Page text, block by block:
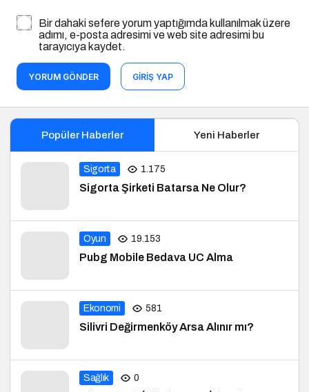
Bir dahaki sefere yorum yaptığımda kullanılmak üzere
adımı, e-posta adresimi ve web site adresimi bu
tarayıcıya kaydet.
YORUM GÖNDER GIRIŞ YAP
Popüler Haberler Yeni Haberler
Sigorta 1.175
Sigorta Şirketi Batarsa Ne Olur?
Oyun 19.153
Pubg Mobile Bedava UC Alma
Ekonomi 581
Silivri Değirmenköy Arsa Alınır mı?
Sağlık 0